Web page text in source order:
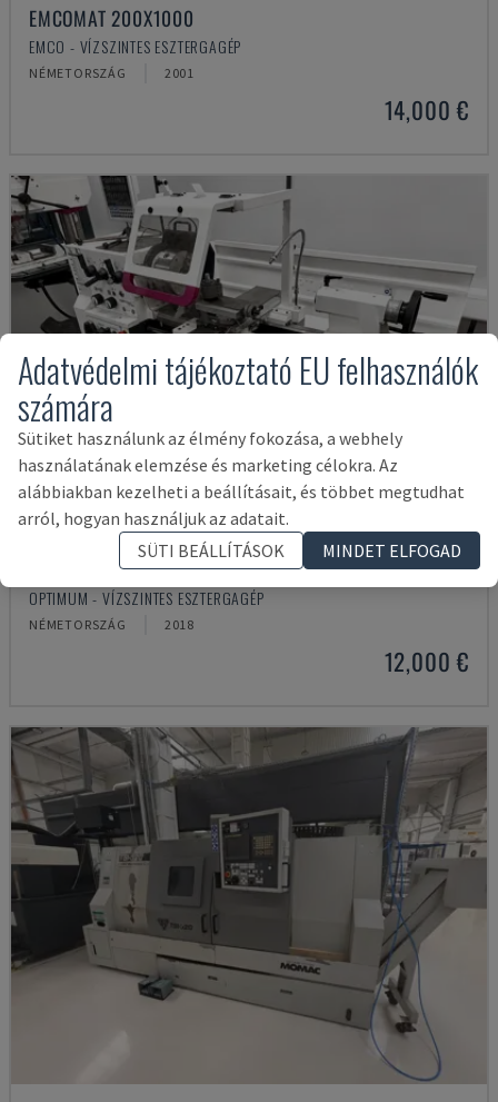
EMCOMAT 200X1000
EMCO - VÍZSZINTES ESZTERGAGÉP
NÉMETORSZÁG 2001
14,000 €
OPTIMUM - VÍZSZINTES ESZTERGAGÉP
NÉMETORSZÁG 2018
12,000 €
Adatvédelmi tájékoztató EU felhasználók
számára
Sütiket használunk az élmény fokozása, a webhely
használatának elemzése és marketing célokra. Az
alábbiakban kezelheti a beállításait, és többet megtudhat
arról, hogyan használjuk az adatait.
SÜTI BEÁLLÍTÁSOK
MINDET ELFOGAD